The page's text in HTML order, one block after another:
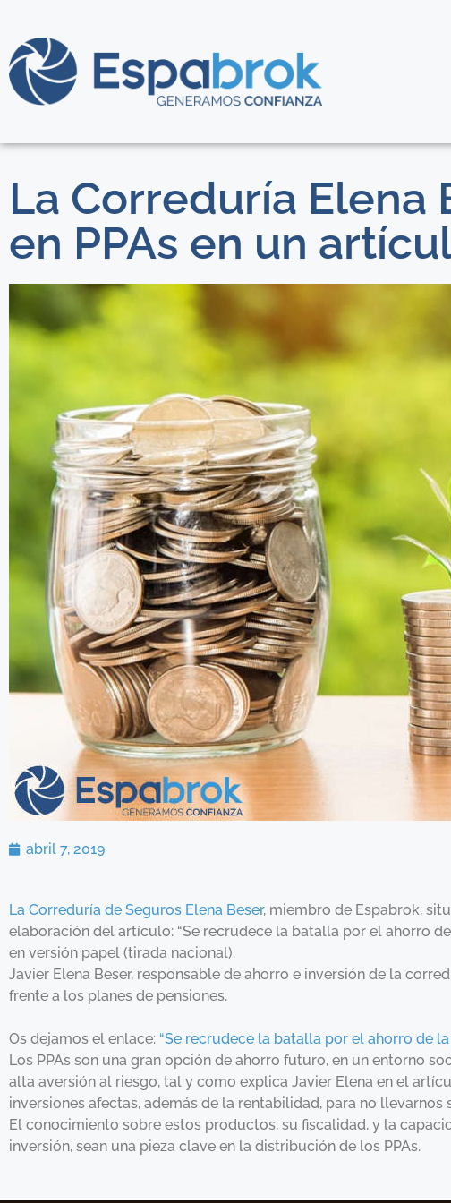
La Correduría
en PPAs en un
abril 7, 2019
La Correduría de Seguros Elena Beser, miembro de Espabrok,
elaboración del artículo: “Se recrudece la batalla por el ahorro
en versión papel (tirada nacional).
Javier Elena Beser, responsable de ahorro e inversión de la
frente a los planes de pensiones.
Os dejamos el enlace: “Se recrudece la batalla por el ahorro de
Los PPAs son una gran opción de ahorro futuro, en un entorno
alta aversión al riesgo, tal y como explica Javier Elena en el
inversiones afectas, además de la rentabilidad, para no
El conocimiento sobre estos productos, su fiscalidad, y la
inversión, sean una pieza clave en la distribución de los PPAs.